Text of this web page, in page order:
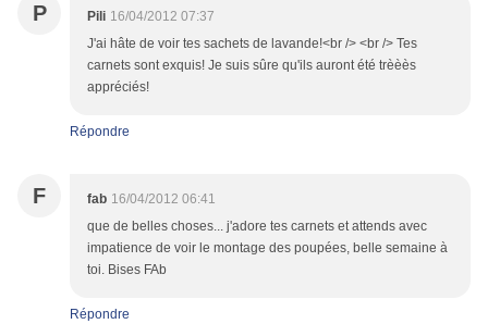
P Pili 16/04/2012 07:37
J'ai hâte de voir tes sachets de lavande!<br /> <br /> Tes
carnets sont exquis! Je suis sûre qu'ils auront été trèèès
appréciés!
Répondre
F fab 16/04/2012 06:41
que de belles choses... j'adore tes carnets et attends avec
impatience de voir le montage des poupées, belle semaine à
toi. Bises FAb
Répondre